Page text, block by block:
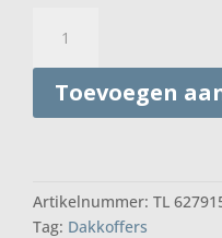
Load
Dakbox
TBX
470
Antraciet
189x78x38cm
Toevoegen
Artikelnummer: TL
Tag: Dakkoffers